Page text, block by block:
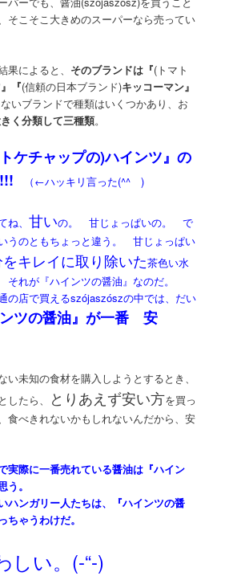
そこそこ大きめのスーパーなら売ってい
によると、 そのブランドは『(トマト
『(信頼の日本ブランド)キッコーマン』
いブランドで種類はいくつかあり、お
く分類して三種類。
ケチャップの)ハインツ』の
（←ハッキリ言った(^^ゞ)
ね、甘いの。 甘じょっぱいの。 で
うのともちょっと違う。 甘じょっぱい
キレイに取り除いた茶色い水
れが『ハインツの醤油』なのだ。
の店で買えるszójaszószの中では、だい
ンツの醤油』が一番 安
い未知の食材を購入しようとするとき、
たら、
とりあえず安い方を買っ
べきれないかもしれないんだから、安
実際に一番売れている醤油は『ハイン
。
ハンガリー人たちは、『ハインツの醤
ちゃうわけだ。
しい。(-“-)